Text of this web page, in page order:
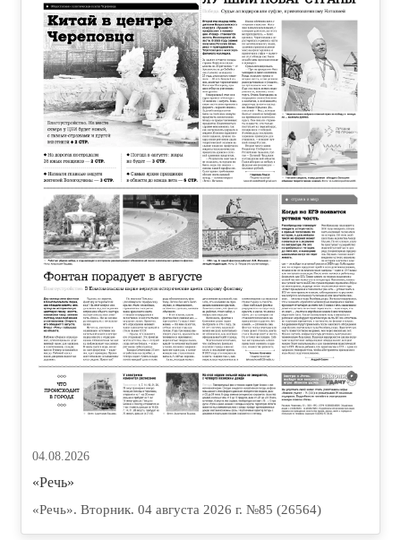
04.08.2026
«Речь»
«Речь». Вторник. 04 августа 2026 г. №85 (26564)